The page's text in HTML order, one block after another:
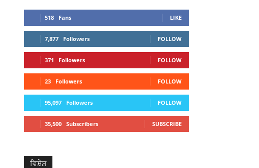
518 Fans LIKE
7,877 Followers FOLLOW
371 Followers FOLLOW
23 Followers FOLLOW
95,097 Followers FOLLOW
35,500 Subscribers SUBSCRIBE
ਵਿਸ਼ੇਸ਼